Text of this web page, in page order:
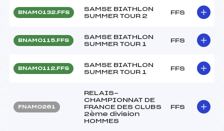
BNAM0132.FFS
SAMSE BIATHLON
SUMMER TOUR 2
FFS
BNAM0115.FFS
SAMSE BIATHLON
SUMMER TOUR 1
FFS
BNAM0112.FFS
SAMSE BIATHLON
SUMMER TOUR 1
FFS
FNAM0261
RELAIS-
CHAMPIONNAT DE
FRANCE DES CLUBS
2ème division
HOMMES
FFS